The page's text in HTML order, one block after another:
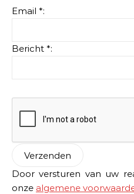
Email *:
Bericht *:
Door versturen van uw
onze algemene